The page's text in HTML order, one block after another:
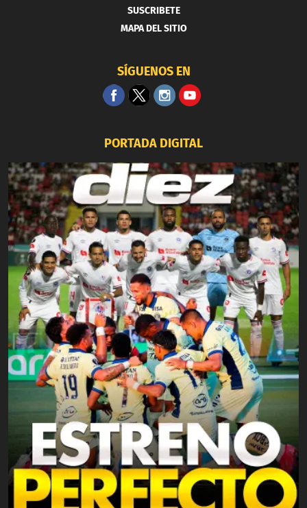
SUSCRIBETE
MAPA DEL SITIO
SÍGUENOS EN
PORTADA DIGITAL